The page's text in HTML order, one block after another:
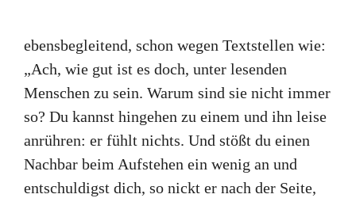
ebensbegleitend, schon wegen Textstellen wie:
„Ach, wie gut ist es doch, unter lesenden
Menschen zu sein. Warum sind sie nicht immer
so? Du kannst hingehen zu einem und ihn leise
anrühren: er fühlt nichts. Und stößt du einen
Nachbar beim Aufstehen ein wenig an und
entschuldigst dich, so nickt er nach der Seite,